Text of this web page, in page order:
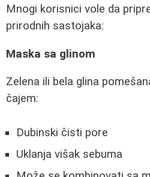
Mnogi korisnici vole da
prirodnih sastojaka:
Maska sa glinom
Zelena ili bela glina
čajem:
Dubinski čisti pore
Uklanja višak sebuma